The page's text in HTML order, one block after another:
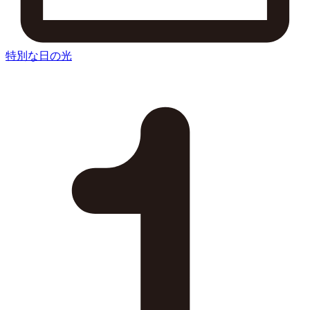
特別な日の光